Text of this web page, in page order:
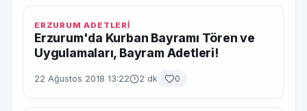
ERZURUM ADETLERİ
Erzurum'da Kurban Bayramı Tören ve
Uygulamaları, Bayram Adetleri!
22 Ağustos 2018 13:22 2 dk 0